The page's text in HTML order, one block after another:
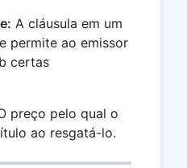
A cláusula em um
permite ao emissor
certas
preço pelo qual o
ao resgatá-lo.